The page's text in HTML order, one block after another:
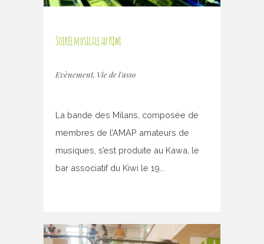
Soirée musicale au Kiwi
Evènement, Vie de l'asso
La bande des Milans, composée de
membres de l’AMAP amateurs de
musiques, s’est produite au Kawa, le
bar associatif du Kiwi le 19...